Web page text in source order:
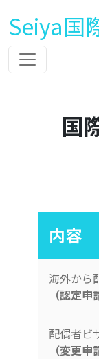
Seiya国
国
内容
海外から
（認定申
配偶者ビ
（変更申